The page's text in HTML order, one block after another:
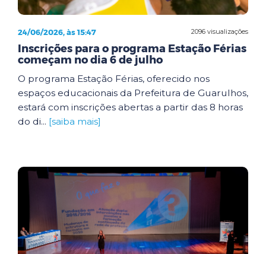
2096 visualizações
24/06/2026, às 15:47
Inscrições para o programa Estação Férias
começam no dia 6 de julho
O programa Estação Férias, oferecido nos
espaços educacionais da Prefeitura de Guarulhos,
estará com inscrições abertas a partir das 8 horas
do di... [saiba mais]